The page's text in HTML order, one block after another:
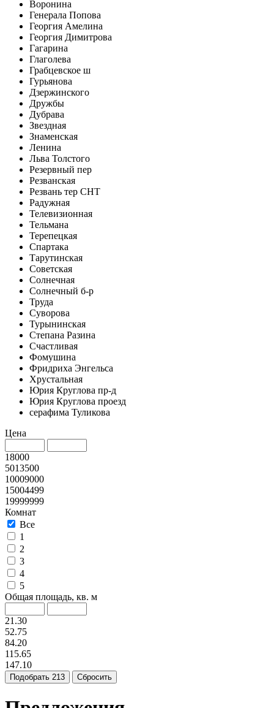
Воронина
Генерала Попова
Георгия Амелина
Георгия Димитрова
Гагарина
Глаголева
Грабцевское ш
Гурьянова
Дзержинского
Дружбы
Дубрава
Звездная
Знаменская
Ленина
Льва Толстого
Резервный пер
Резванская
Резвань тер СНТ
Радужная
Телевизионная
Тельмана
Терепецкая
Спартака
Тарутинская
Советская
Солнечная
Солнечный б-р
Труда
Суворова
Турынинская
Степана Разина
Счастливая
Фомушина
Фридриха Энгельса
Хрустальная
Юрия Круглова пр-д
Юрия Круглова проезд
серафима Туликова
Цена
18000
5013500
10009000
15004499
19999999
Комнат
Все
1
2
3
4
5
Общая площадь, кв. м
21.30
52.75
84.20
115.65
147.10
Подобрать 213 Сбросить